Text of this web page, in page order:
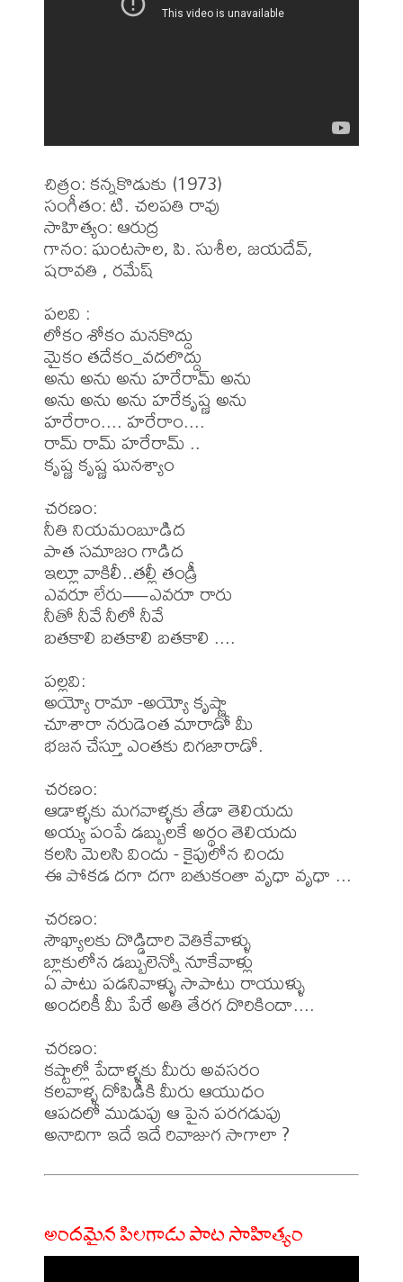
చిత్రం: కన్నకొడుకు (1973)
సంగీతం: టి. చలపతి రావు
సాహిత్యం: ఆరుద్ర
గానం: ఘంటసాల, పి. సుశీల, జయదేవ్,
షరావతి , రమేష్
పలవి :
లోకం శోకం మనకొద్దు
మైకం తదేకం_వదలొద్దు
అను అను అను హరేరామ్ అను
అను అను అను హరేకృష్ణ అను
హరేరాం.... హరేరాం....
రామ్ రామ్ హరేరామ్ ..
కృష్ణ కృష్ణ ఘనశ్యాం
చరణం:
నీతి నియమంబూడిద
పాత సమాజం గాడిద
ఇల్లూ వాకిలీ..తల్లీ తండ్రీ
ఎవరూ లేరు—ఎవరూ రారు
నీతో నీవే నీలో నీవే
బతకాలి బతకాలి బతకాలి ....
పల్లవి:
అయ్యో రామా -అయ్యో కృష్ణా
చూశారా నరుడెంత మారాడో మీ
భజన చేస్తూ ఎంతకు దిగజారాడో.
చరణం:
ఆడాళ్ళకు మగవాళ్ళకు తేడా తెలియదు
అయ్య పంపే డబ్బులకే అర్థం తెలియదు
కలసి మెలసి విందు - కైపులోన చిందు
ఈ పోకడ దగా దగా బతుకంతా వృధా వృధా ...
చరణం:
సౌఖ్యాలకు దొడ్డిదారి వెతికేవాళ్ళు
బ్లాకులోన డబ్బులెన్నో నూకేవాళ్లు
ఏ పాటు పడనివాళ్ళు సాపాటు రాయుళ్ళు
అందరికీ మీ పేరే అతి తేరగ దొరికిందా....
చరణం:
కష్టాల్లో పేదాళ్ళకు మీరు అవసరం
కలవాళ్ళ దోపిడీకి మీరు ఆయుధం
ఆపదలో ముడుపు ఆ పైన పరగడుపు
అందమైన పిలగాడు పాట సాహిత్యం